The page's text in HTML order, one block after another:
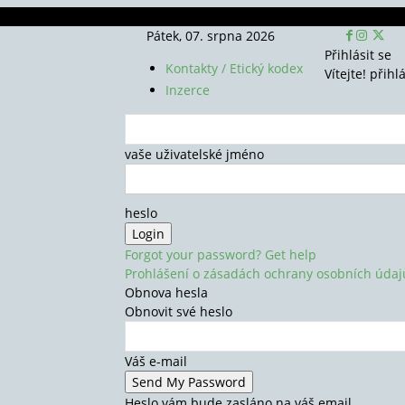
Pátek, 07. srpna 2026
Kontakty / Etický kodex
Inzerce
Přihlásit se
Vítejte!
vaše uživatelské jméno
heslo
Forgot your password? Get help
Prohlášení o zásadách ochrany osobních
Obnova hesla
Obnovit své heslo
Váš e-mail